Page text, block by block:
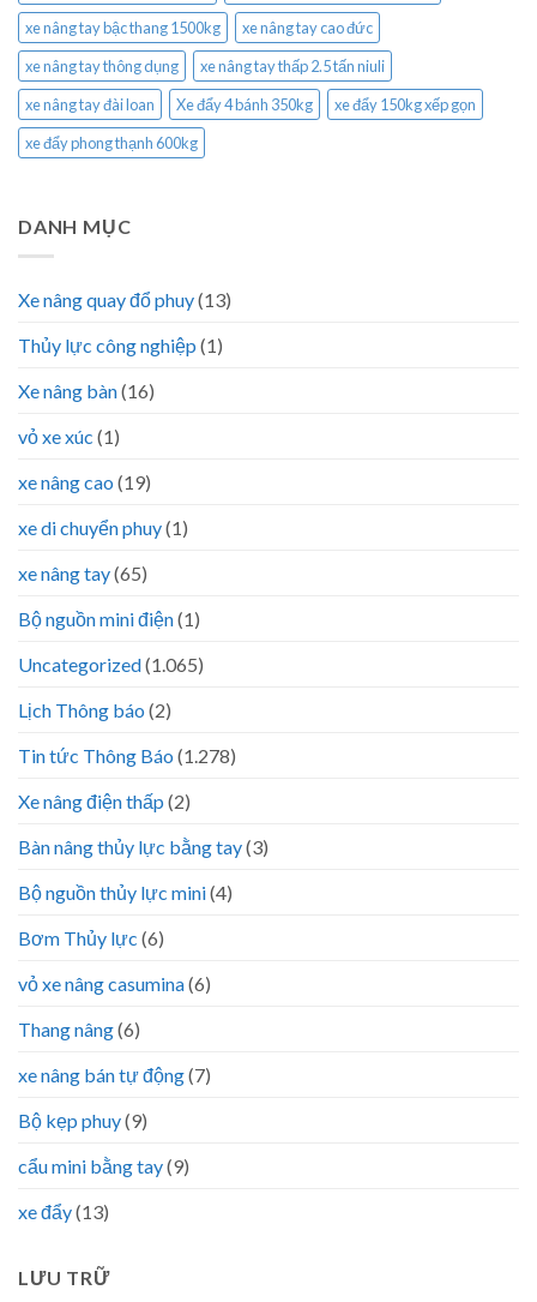
xe nâng tay bậc thang 1500kg
xe nâng tay cao đức
xe nâng tay thông dụng
xe nâng tay thấp 2.5 tấn niuli
xe nâng tay đài loan
Xe đẩy 4 bánh 350kg
xe đẩy 150kg xếp gọn
xe đẩy phong thạnh 600kg
DANH MỤC
Xe nâng quay đổ phuy(13)
Thủy lực công nghiệp (1)
Xe nâng bàn(16)
vỏ xe xúc (1)
xe nâng cao (19)
xe di chuyển phuy(1)
xe nâng tay(65)
Bộ nguồn mini điện(1)
Uncategorized(1.065)
Lịch Thông báo (2)
Tin tức Thông Báo (1.278)
Xe nâng điện thấp (2)
Bàn nâng thủy lực bằng tay(3)
Bộ nguồn thủy lực mini(4)
Bơm Thủy lực (6)
vỏ xe nâng casumina(6)
Thang nâng(6)
xe nâng bán tự động(7)
Bộ kẹp phuy(9)
cẩu mini bằng tay(9)
xe đẩy(13)
LƯU TRỮ